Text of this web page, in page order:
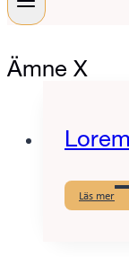
Ämne X
Läs mer